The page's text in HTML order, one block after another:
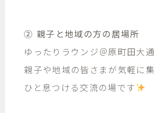
② 親子と地域の方の居場所
ゆったりラウンジ＠原町田大
親子や地域の皆さまが気軽に
ひと息つける交流の場です